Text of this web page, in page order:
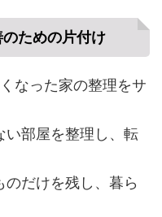
ための片付け
なった家の整理をサ
い部屋を整理し、転
のだけを残し、暮ら